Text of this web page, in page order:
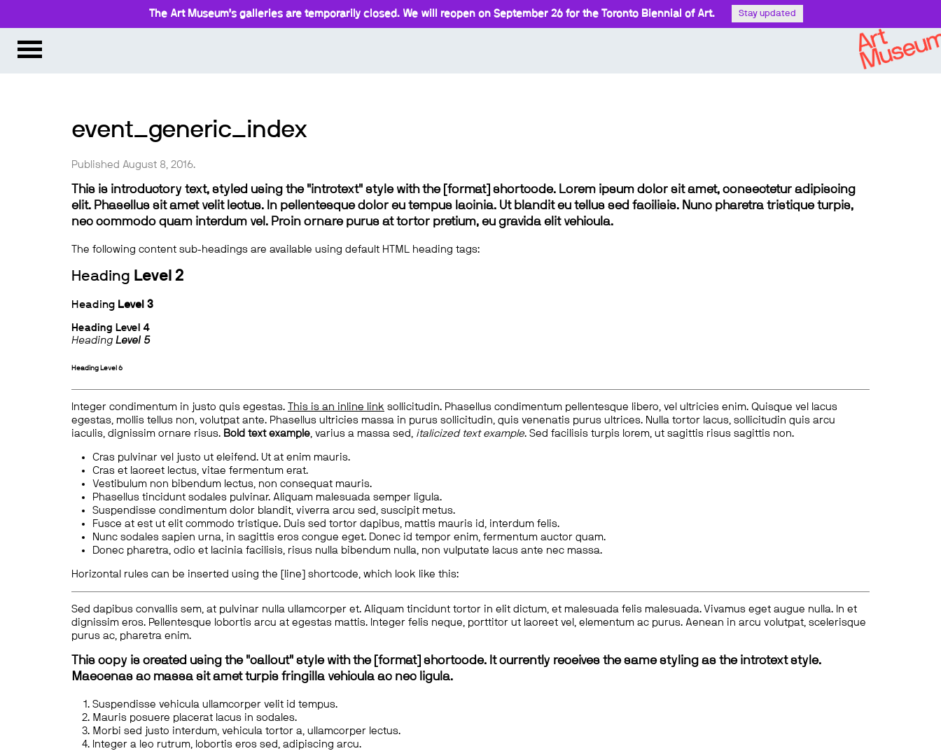
The Art Museum’s galleries are temporarily closed. We will reopen on September 26 for the Toronto Biennial of Art. Stay updated
event_generic_index
Published August 8, 2016.
This is introductory text, styled using the "introtext" style with the [format] shortcode. Lorem ipsum dolor sit amet, consectetur adipiscing
elit. Phasellus sit amet velit lectus. In pellentesque dolor eu tempus lacinia. Ut blandit eu tellus sed facilisis. Nunc pharetra tristique turpis,
nec commodo quam interdum vel. Proin ornare purus at tortor pretium, eu gravida elit vehicula.
The following content sub-headings are available using default HTML heading tags:
Heading Level 2
Heading Level 3
Heading Level 4
Heading Level 5
Heading Level 6
Integer condimentum in justo quis egestas. This is an inline link sollicitudin. Phasellus condimentum pellentesque libero, vel ultricies enim. Quisque vel lacus
egestas, mollis tellus non, volutpat ante. Phasellus ultricies massa in purus sollicitudin, quis venenatis purus ultrices. Nulla tortor lacus, sollicitudin quis arcu
iaculis, dignissim ornare risus. Bold text example, varius a massa sed, italicized text example. Sed facilisis turpis lorem, ut sagittis risus sagittis non.
Cras pulvinar vel justo ut eleifend. Ut at enim mauris.
Cras et laoreet lectus, vitae fermentum erat.
Vestibulum non bibendum lectus, non consequat mauris.
Phasellus tincidunt sodales pulvinar. Aliquam malesuada semper ligula.
Suspendisse condimentum dolor blandit, viverra arcu sed, suscipit metus.
Fusce at est ut elit commodo tristique. Duis sed tortor dapibus, mattis mauris id, interdum felis.
Nunc sodales sapien urna, in sagittis eros congue eget. Donec id tempor enim, fermentum auctor quam.
Donec pharetra, odio et lacinia facilisis, risus nulla bibendum nulla, non vulputate lacus ante nec massa.
Horizontal rules can be inserted using the [line] shortcode, which look like this:
Sed dapibus convallis sem, at pulvinar nulla ullamcorper et. Aliquam tincidunt tortor in elit dictum, et malesuada felis malesuada. Vivamus eget augue nulla. In et
dignissim eros. Pellentesque lobortis arcu at egestas mattis. Integer felis neque, porttitor ut laoreet vel, elementum ac purus. Aenean in arcu volutpat, scelerisque
purus ac, pharetra enim.
This copy is created using the "callout" style with the [format] shortcode. It currently receives the same styling as the introtext style.
Maecenas ac massa sit amet turpis fringilla vehicula ac nec ligula.
Suspendisse vehicula ullamcorper velit id tempus.
Mauris posuere placerat lacus in sodales.
Morbi sed justo interdum, vehicula tortor a, ullamcorper lectus.
Integer a leo rutrum, lobortis eros sed, adipiscing arcu.